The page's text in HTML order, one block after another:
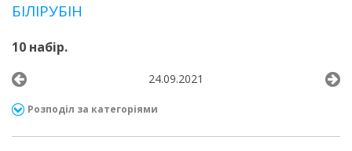
БІЛІРУБІН
10 набір.
24.09.2021
Розподіл за категоріями